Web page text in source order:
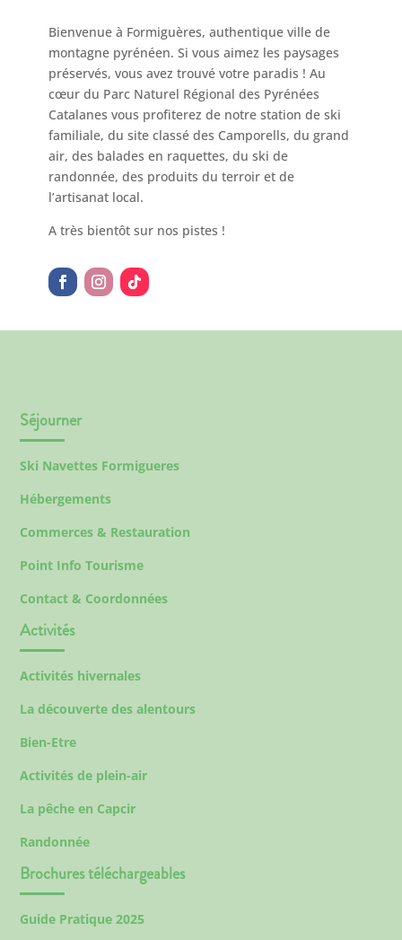
Bienvenue à Formiguères, authentique ville de
montagne pyrénéen. Si vous aimez les paysages
préservés, vous avez trouvé votre paradis ! Au
cœur du Parc Naturel Régional des Pyrénées
Catalanes vous profiterez de notre station de ski
familiale, du site classé des Camporells, du grand
air, des balades en raquettes, du ski de
randonnée, des produits du terroir et de
l’artisanat local.
A très bientôt sur nos pistes !
Séjourner
Ski Navettes Formigueres
Hébergements
Commerces & Restauration
Point Info Tourisme
Contact & Coordonnées
Activités
Activités hivernales
La découverte des alentours
Bien-Etre
Activités de plein-air
La pêche en Capcir
Randonnée
Brochures téléchargeables
Guide Pratique 2025